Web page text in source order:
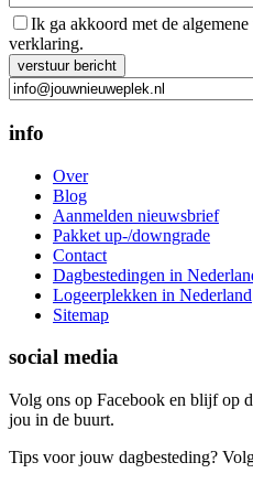
Ik ga akkoord met de
verklaring.
Gelieve dit veld leeg te laten.
info
Over
Blog
Aanmelden nieuwsbrief
Pakket up-/downgrade
Contact
Dagbestedingen in
Logeerplekken in Nederland
Sitemap
social media
Volg ons op Facebook en blijf op
jou in de buurt.
Tips voor jouw dagbesteding?